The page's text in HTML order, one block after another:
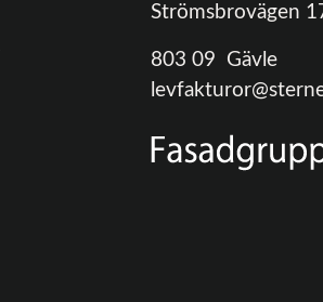
Strömsbrovägen
803 09 Gävle